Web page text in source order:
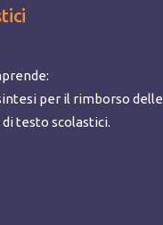
per il rimborso delle
testo scolastici.